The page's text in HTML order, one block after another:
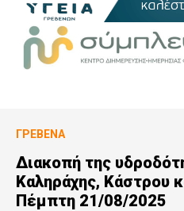
ΓΡΕΒΕΝΆ
Διακοπή της
Καληράχης, Κάστρου
Πέμπτη 21/08/2025